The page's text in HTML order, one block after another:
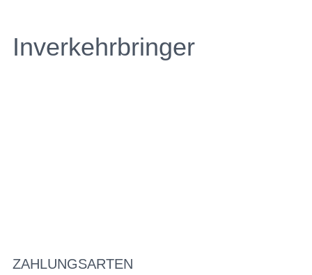
Inverkehrbringer
ZAHLUNGSARTEN